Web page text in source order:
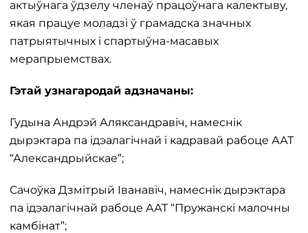
актыўнага ўдзелу членаў працоўнага калектыву,
якая працуе моладзі ў грамадска значных
патрыятычных і спартыўна-масавых
мерапрыемствах.
Гэтай узнагародай адзначаны:
Гудына Андрэй Аляксандравіч, намеснік
дырэктара па ідэалагічнай і кадравай рабоце ААТ
“Александрыйскае”;
Сачоўка Дзмітрый Іванавіч, намеснік дырэктара
па ідэалагічнай рабоце ААТ “Пружанскі малочны
камбінат”;